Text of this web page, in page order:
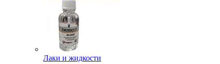
Лаки и жидкости